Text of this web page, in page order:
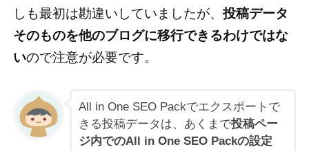
しも最初は勘違いしていましたが、投稿データ
そのものを他のブログに移行できるわけではな
いので注意が必要です。
All in One SEO Packでエクスポートで
きる投稿データは、あくまで投稿ペー
ジ内でのAll in One SEO Packの設定